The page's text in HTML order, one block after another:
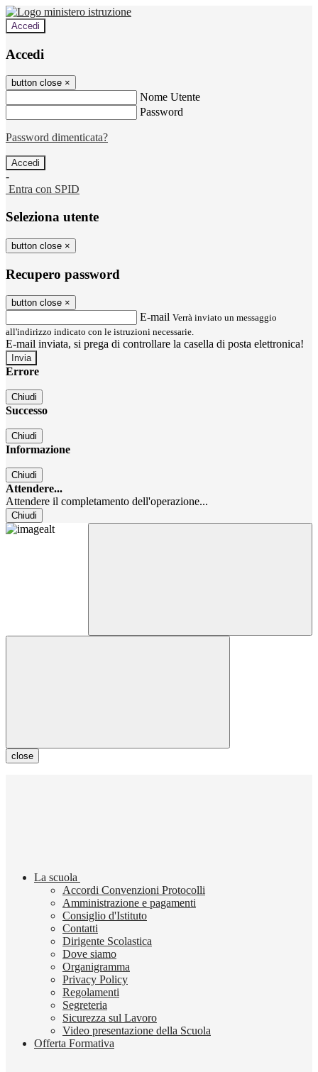
Accedi
Accedi
button close ×
Nome Utente
Password
Password dimenticata?
-
Entra con SPID
Seleziona utente
button close ×
Recupero password
button close ×
E-mail Verrà inviato un messaggio
all'indirizzo indicato con le istruzioni necessarie.
E-mail inviata, si prega di controllare la casella di posta elettronica!
Errore
Chiudi
Successo
Chiudi
Informazione
Chiudi
Attendere...
Attendere il completamento dell'operazione...
Chiudi
close
La scuola
Accordi Convenzioni Protocolli
Amministrazione e pagamenti
Consiglio d'Istituto
Contatti
Dirigente Scolastica
Dove siamo
Organigramma
Privacy Policy
Regolamenti
Segreteria
Sicurezza sul Lavoro
Video presentazione della Scuola
Offerta Formativa